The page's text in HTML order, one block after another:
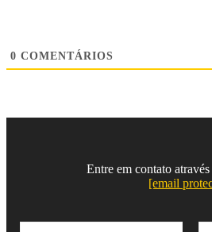
0 COMENTÁRIOS
Entre em contato
[email